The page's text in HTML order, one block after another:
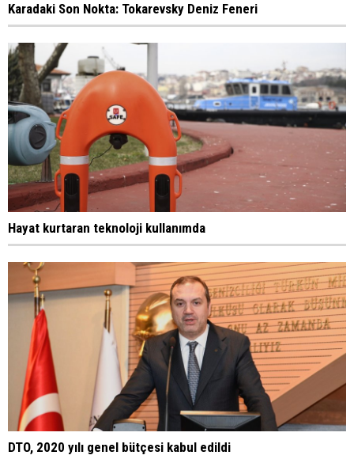
Karadaki Son Nokta: Tokarevsky Deniz Feneri
Hayat kurtaran teknoloji kullanımda
DTO, 2020 yılı genel bütçesi kabul edildi